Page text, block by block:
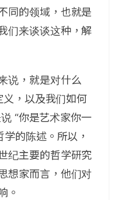
同的领域，也就是
们来谈谈这种，解
说，就是对什么
义，以及我们如何
“你是艺术家你一
的陈述。所以，
纪主要的哲学研究
想家而言，他们对
。